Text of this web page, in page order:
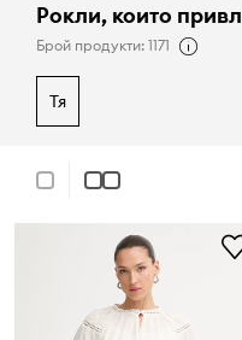
Рокли, които
Брой продукти: 1171
тя